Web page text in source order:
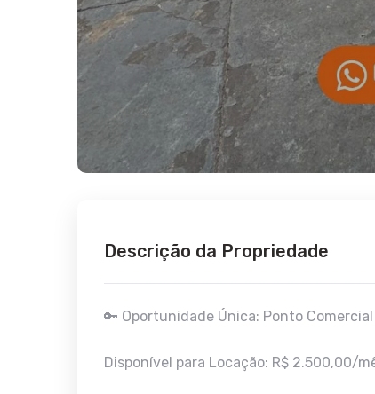
Descrição da Propriedade
🔑 Oportunidade Única: Ponto
Disponível para Locação: R$ 2.500,00/